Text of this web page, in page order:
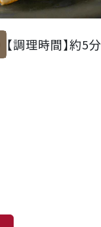
【調理時間】約5分